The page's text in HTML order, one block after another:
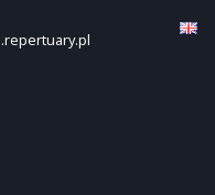
.repertuary.pl